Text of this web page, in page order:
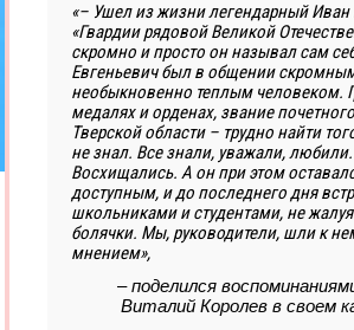
«– Ушел из жизни легендарный Иван
«Гвардии рядовой Великой
скромно и просто он называл сам
Евгеньевич был в общении
необыкновенно теплым человеком.
медалях и орденах, звание
Тверской области – трудно найти
не знал. Все знали, уважали, любили.
Восхищались. А он при этом
доступным, и до последнего дня
школьниками и студентами, не
болячки. Мы, руководители, шли к
мнением»,
– поделился
Виталий Королев в своем